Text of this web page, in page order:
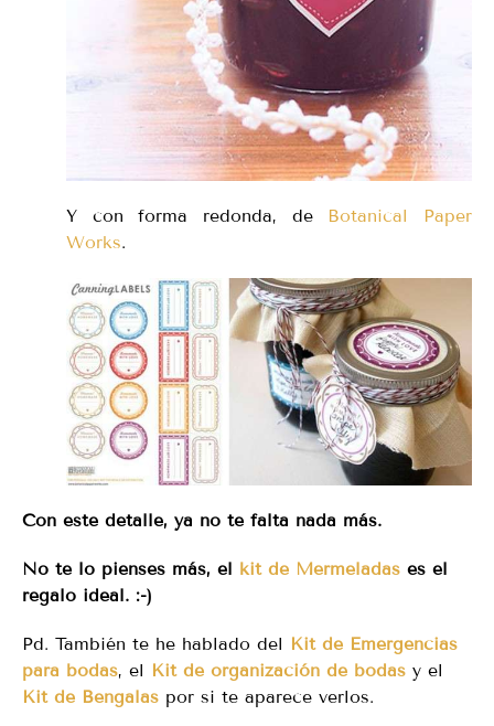
Y con forma redonda, de Botanical Paper
Works.
Con este detalle, ya no te falta nada más.
No te lo pienses más, el kit de Mermeladas es el
regalo ideal. :-)
Pd. También te he hablado del Kit de Emergencias
para bodas, el Kit de organización de bodas y el
Kit de Bengalas por si te aparece verlos.